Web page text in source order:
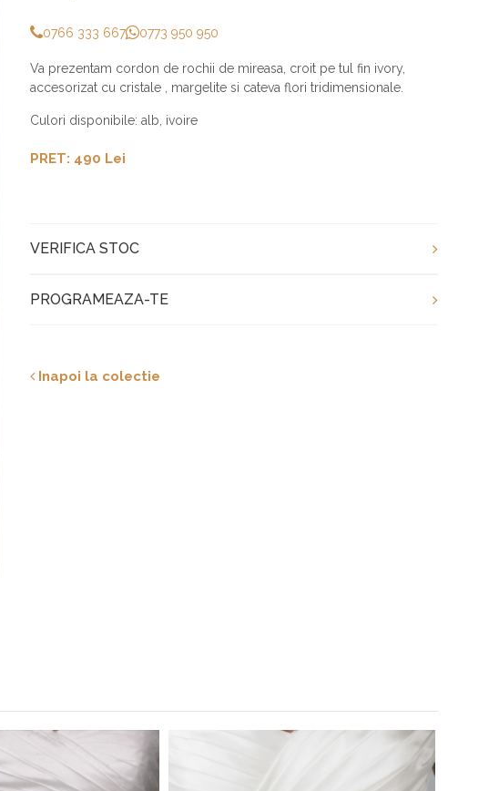
0766 333 667 0773 950 950
Va prezentam cordon de rochii de mireasa, croit pe tul fin ivory,
accesorizat cu cristale , margelite si cateva flori tridimensionale.
Culori disponibile: alb, ivoire
PRET: 490 Lei
VERIFICA STOC
PROGRAMEAZA-TE
Inapoi la colectie